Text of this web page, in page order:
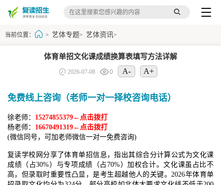
当前位置： > 艺体专题> 艺体资讯>
体育单招文化课成绩换算表填写方法详解
2026-07-08 0 A- A+
免费线上咨询（老师一对一择校咨询电话）
徐老师： 15274855379←点击拨打
杨老师： 16670491319←点击拨打
(微信同号，可加老师微信一对一免费咨询)
复读学校网分享了体育单招信息，指出其综合分计算公式为文化课
成绩（占30%）与专项成绩（占70%）加权合计。文化课虽占比不
高，但录取时重要性凸显，是考生超越他人的关键。2026年体育单